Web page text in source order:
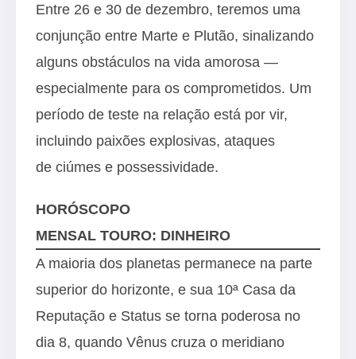
Entre 26 e 30 de dezembro, teremos uma
conjunção entre Marte e Plutão, sinalizando
alguns obstáculos na vida amorosa —
especialmente para os comprometidos. Um
período de teste na relação está por vir,
incluindo paixões explosivas, ataques
de ciúmes e possessividade.
HORÓSCOPO
MENSAL TOURO: DINHEIRO
A maioria dos planetas permanece na parte
superior do horizonte, e sua 10ª Casa da
Reputação e Status se torna poderosa no
dia 8, quando Vênus cruza o meridiano